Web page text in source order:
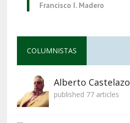
Francisco I. Madero
COLUMNISTAS
Alberto Castelazo
published 77 articles